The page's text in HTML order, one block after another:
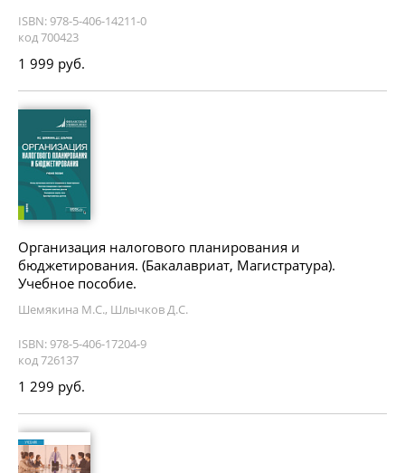
ISBN: 978-5-406-14211-0
код 700423
1 999 руб.
Организация налогового планирования и
бюджетирования. (Бакалавриат, Магистратура).
Учебное пособие.
Шемякина М.С., Шлычков Д.С.
ISBN: 978-5-406-17204-9
код 726137
1 299 руб.